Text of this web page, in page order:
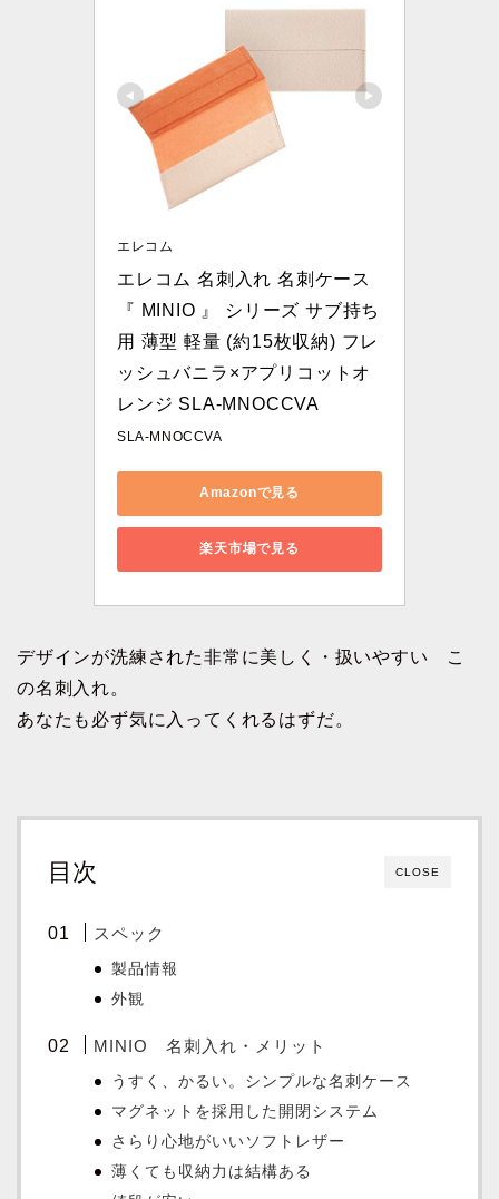
エレコム
エレコム 名刺入れ 名刺ケース
『 MINIO 』 シリーズ サブ持ち
用 薄型 軽量 (約15枚収納) フレ
ッシュバニラ×アプリコットオ
レンジ SLA-MNOCCVA
SLA-MNOCCVA
Amazonで見る
楽天市場で見る
デザインが洗練された非常に美しく・扱いやすい こ
の名刺入れ。
あなたも必ず気に入ってくれるはずだ。
CLOSE
目次
スペック
製品情報
外観
MINIO 名刺入れ・メリット
うすく、かるい。シンプルな名刺ケース
マグネットを採用した開閉システム
さらり心地がいいソフトレザー
薄くても収納力は結構ある